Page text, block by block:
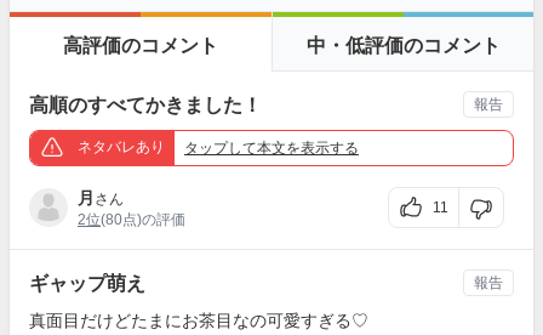
高評価のコメント 中・低評価のコメント
高順のすべてかきました！
ネタバレあり タップして本文を表示する
月 さん
2位(80点)の評価
11
報告
ギャップ萌え
真面目だけどたまにお茶目なの可愛すぎる♡
報告